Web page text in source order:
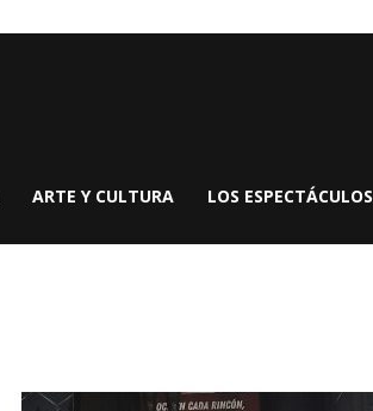
ARTE Y CULTURA LOS ESPECTÁCULOS